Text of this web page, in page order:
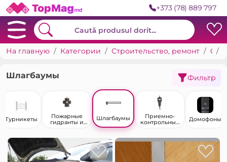
+373 (78) 889 797
На главную Категории Строительство, ремонт Системы безопасности
Шлагбаумы Фильтр
Турникеты
Пожарные
гидранты и
Шлагбаумы
Приемно-
контрольные
Домофоны